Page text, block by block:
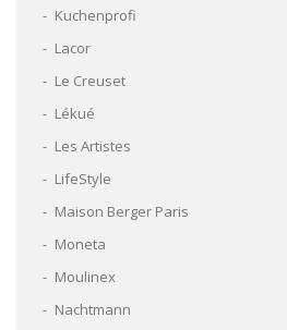
Kuchenprofi
Lacor
Le Creuset
Lékué
Les Artistes
LifeStyle
Maison Berger Paris
Moneta
Moulinex
Nachtmann